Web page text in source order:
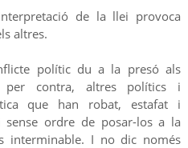
de la llei provoca
altres.
polític du a la presó als
per contra, altres polítics i
que han robat, estafat i
ordre de posar-los a la
interminable. I no dic només